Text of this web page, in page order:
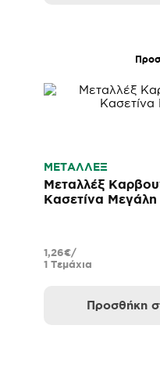
ΜΕΤΑΛΛΕΞ
Μεταλλέξ
Κασετίνα Μεγάλη
1 Τεμάχια
1,26€/
Προσθήκη